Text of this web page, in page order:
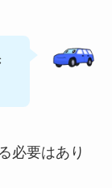
必要はあり